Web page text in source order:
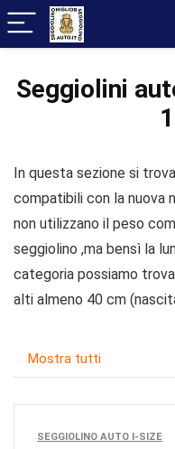
Seggiolini
In questa sezione si
compatibili con la nuova
non utilizzano il peso
seggiolino ,ma bensì la
categoria possiamo
alti almeno 40 cm
Mostra tutti
SEGGIOLINO AUTO I-SIZE